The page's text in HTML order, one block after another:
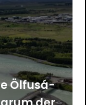
Ölfusá-